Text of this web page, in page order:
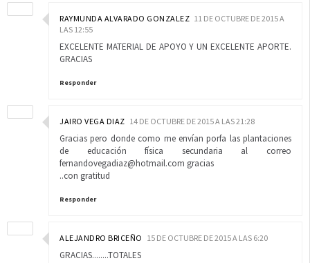
RAYMUNDA ALVARADO GONZALEZ 11 DE OCTUBRE DE 2015 A
LAS 12:55
EXCELENTE MATERIAL DE APOYO Y UN EXCELENTE APORTE.
GRACIAS
Responder
JAIRO VEGA DIAZ 14 DE OCTUBRE DE 2015 A LAS 21:28
Gracias pero donde como me envían porfa las plantaciones
de educación física secundaria al correo
fernandovegadiaz@hotmail.com gracias
..con gratitud
Responder
ALEJANDRO BRICEÑO 15 DE OCTUBRE DE 2015 A LAS 6:20
GRACIAS........TOTALES